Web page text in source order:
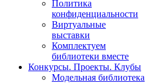
Политика
конфиденциальности
Виртуальные
выставки
Комплектуем
библиотеки вместе
Конкурсы. Проекты. Клубы
Модельная библиотека